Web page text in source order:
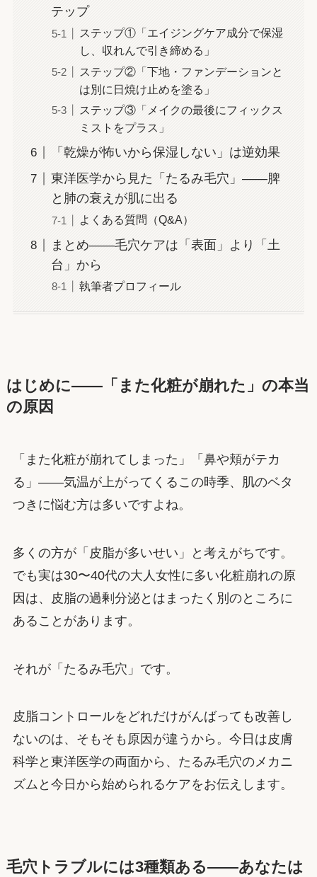
テップ
ステップ①「エイジングケア成分で保湿
し、収れんで引き締める」
ステップ②「下地・ファンデーションと
は別に日焼け止めを塗る」
ステップ③「メイクの最後にフィックス
ミストをプラス」
「乾燥が怖いから保湿しない」は逆効果
東洋医学から見た「たるみ毛穴」——脾
と肺の衰えが肌に出る
よくある質問（Q&A）
まとめ——毛穴ケアは「表面」より「土
台」から
執筆者プロフィール
はじめに——「また化粧が崩れた」の本当
の原因
「また化粧が崩れてしまった」「鼻や頬がテカ
る」——気温が上がってくるこの時季、肌のベタ
つきに悩む方は多いですよね。
多くの方が「皮脂が多いせい」と考えがちです。
でも実は30〜40代の大人女性に多い化粧崩れの原
因は、皮脂の過剰分泌とはまったく別のところに
あることがあります。
それが「たるみ毛穴」です。
皮脂コントロールをどれだけがんばっても改善し
ないのは、そもそも原因が違うから。今日は皮膚
科学と東洋医学の両面から、たるみ毛穴のメカニ
ズムと今日から始められるケアをお伝えします。
毛穴トラブルには3種類ある——あなたは